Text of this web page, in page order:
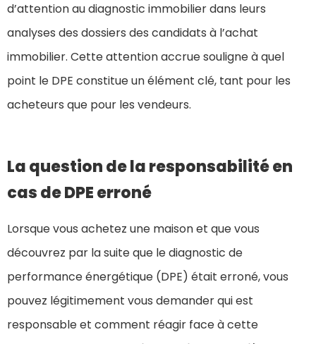
d’attention au diagnostic immobilier dans leurs
analyses des dossiers des candidats à l’achat
immobilier. Cette attention accrue souligne à quel
point le DPE constitue un élément clé, tant pour les
acheteurs que pour les vendeurs.
La question de la responsabilité en
cas de DPE erroné
Lorsque vous achetez une maison et que vous
découvrez par la suite que le diagnostic de
performance énergétique (DPE) était erroné, vous
pouvez légitimement vous demander qui est
responsable et comment réagir face à cette